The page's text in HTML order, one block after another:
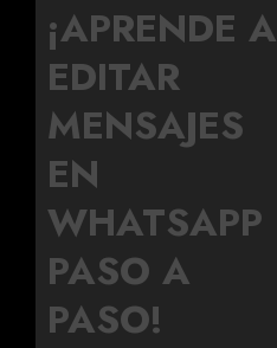
¡APRENDE A
EDITAR
MENSAJES
EN
WHATSAPP
PASO A
PASO!